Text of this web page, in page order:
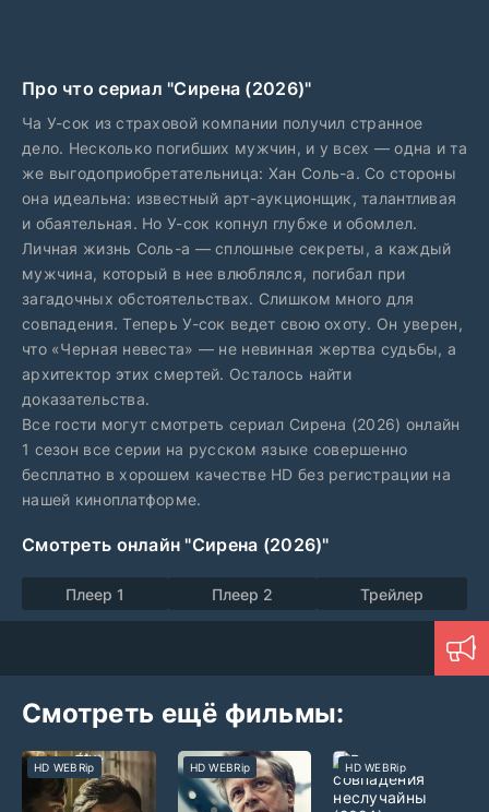
Про что сериал "Сирена (2026)"
Ча У-сок из страховой компании получил странное
дело. Несколько погибших мужчин, и у всех — одна и та
же выгодоприобретательница: Хан Соль-а. Со стороны
она идеальна: известный арт-аукционщик, талантливая
и обаятельная. Но У-сок копнул глубже и обомлел.
Личная жизнь Соль-а — сплошные секреты, а каждый
мужчина, который в нее влюблялся, погибал при
загадочных обстоятельствах. Слишком много для
совпадения. Теперь У-сок ведет свою охоту. Он уверен,
что «Черная невеста» — не невинная жертва судьбы, а
архитектор этих смертей. Осталось найти
доказательства.
Все гости могут смотреть сериал Сирена (2026) онлайн
1 сезон все серии на русском языке совершенно
бесплатно в хорошем качестве HD без регистрации на
нашей киноплатформе.
Смотреть онлайн "Сирена (2026)"
Плеер 1 Плеер 2 Трейлер
Смотреть ещё фильмы:
HD WEBRip HD WEBRip HD WEBRip